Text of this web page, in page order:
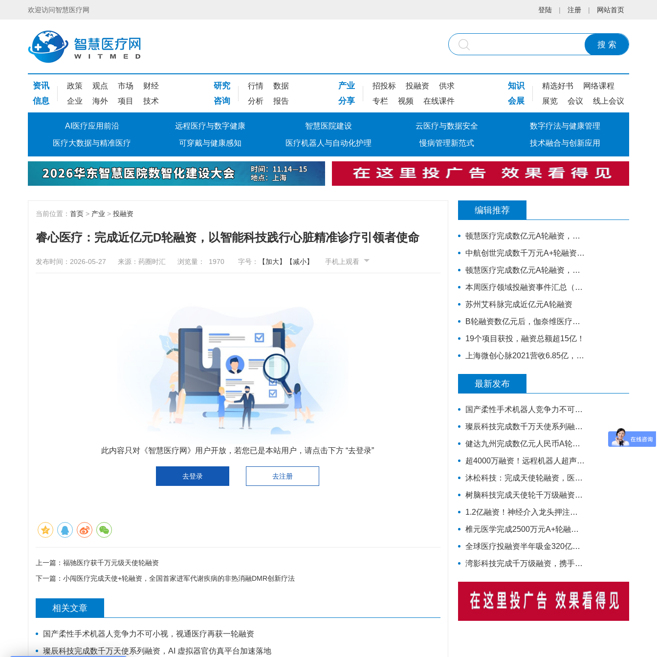
欢迎访问智慧医疗网 登陆 | 注册 | 网站首页
搜 索
资讯 政策 观点 市场 财经
信息 企业 海外 项目 技术
研究 行情 数据
咨询 分析 报告
产业 招投标 投融资 供求
分享 专栏 视频 在线课件
知识 精选好书 网络课程
会展 展览 会议 线上会议
AI医疗应用前沿 远程医疗与数字健康 智慧医院建设 云医疗与数据安全 数字疗法与健康管理
医疗大数据与精准医疗 可穿戴与健康感知 医疗机器人与自动化护理 慢病管理新范式 技术融合与创新应用
当前位置： 首页 > 产业 > 投融资
睿心医疗：完成近亿元D轮融资，以智能科技践行心脏精准诊疗引领者使命
发布时间：2026-05-27 来源：药圈时汇 浏览量： 1970 字号： 【加大】 【减小】 手机上观看
此内容只对《智慧医疗网》用户开放，若您已是本站用户，请点击下方 “去登录”
去登录 去注册
上一篇： 福驰医疗获千万元级天使轮融资
下一篇： 小闯医疗完成天使+轮融资，全国首家进军代谢疾病的非热消融DMR创新疗法
相关文章
国产柔性手术机器人竞争力不可小视，视通医疗再获一轮融资
璨辰科技完成数千万天使系列融资，AI 虚拟器官仿真平台加速落地
编辑推荐
顿慧医疗完成数亿元A轮融资，全球领先的原研生物标志物研发、转化和商业化的IVD公司
中航创世完成数千万元A+轮融资，扩大智慧康复B端和C端谱系化新品研发
顿慧医疗完成数亿元A轮融资，全球领先的原研生物标志物研发、转化和商业化的IVD公司
本周医疗领域投融资事件汇总（5.23-5.29）
苏州艾科脉完成近亿元A轮融资
B轮融资数亿元后，伽奈维医疗要做什么样的「肿瘤微创机器人」？
19个项目获投，融资总额超15亿！
上海微创心脉2021营收6.85亿，大涨45.6%，股票涨停！
最新发布
国产柔性手术机器人竞争力不可小视，视通医疗再获一轮融资
璨辰科技完成数千万天使系列融资，AI 虚拟器官仿真平台加速落地
健达九州完成数亿元人民币A轮融资，推进脑疾病的精准疗法加速上市
超4000万融资！远程机器人超声企业完成种子轮
沐松科技：完成天使轮融资，医疗级AI数据模型引擎布局具身智能医疗场景数据集
树脑科技完成天使轮千万级融资，加速推动脑机接口与脑磁图技术国产化普及
1.2亿融资！神经介入龙头押注磁导航机器人
椎元医学完成2500万元A+轮融资，启明创投领投加码骨科细胞疗法
全球医疗投融资半年吸金320亿美元，国内同比大涨214%！
湾影科技完成千万级融资，携手慧创医疗共同布局脑部代谢影像产业